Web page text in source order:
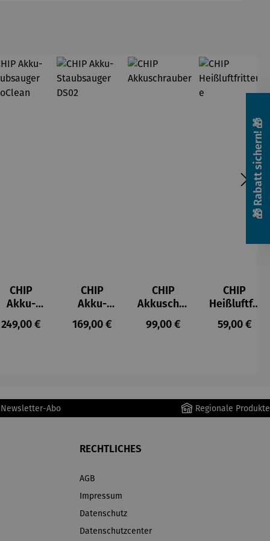
CHIP
Akku-
ger
Regulärer Preis:
249,00 €
CHIP
Akku-
Staubsau
ger DS02
Regulärer Preis:
169,00 €
CHIP
Akkuschra
uber
Regulärer Preis:
99,00 €
CHIP
Heißluftfri
tteuse
Regulärer
59,00 €
Abo Regionale Produkte
RECHTLICHES
AGB
Impressum
Datenschutz
Datenschutzcenter
🎁 Rabatt sichern! 🎁